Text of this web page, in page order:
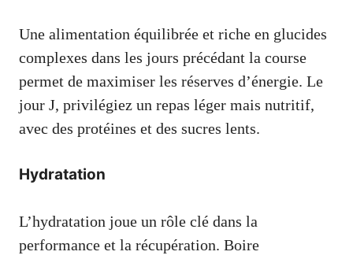
Une alimentation équilibrée et riche en glucides
complexes dans les jours précédant la course
permet de maximiser les réserves d’énergie. Le
jour J, privilégiez un repas léger mais nutritif,
avec des protéines et des sucres lents.
Hydratation
L’hydratation joue un rôle clé dans la
performance et la récupération. Boire